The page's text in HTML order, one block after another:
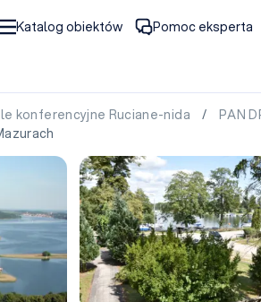
Katalog obiektów Pomoc eksperta
konferencyjne Ruciane-nida /PAN